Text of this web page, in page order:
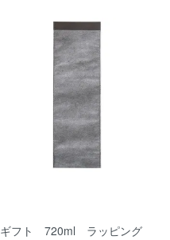
ギフト 720ml ラッピング